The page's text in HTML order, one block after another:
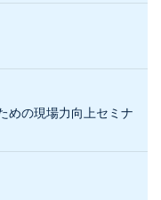
めの現場力向上セミナ